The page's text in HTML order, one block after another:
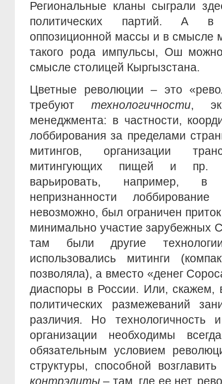
Региональные кланы сыграли
политических партий. А
оппозиционной массы и в смысле
такого рода импульсы, Ош
смысле столицей Кыргызстана.
Цветные революции – это
требуют технологичности,
менеджмента: в частности,
лоббирования за пределами
митингов, организации
митингующих пищей и пр.
варьировать, например, в
непризнанности
невозможно, был ограничен
минимально участие зарубежных
там были другие
использовались митинги
позволяла), а вместо «денег
диаспоры в России. Или, скажем,
политических размежеваний
различия. Но технологичность
организации необходимы
обязательным условием
структуры, способной
контрэлиты– там, где ее нет,